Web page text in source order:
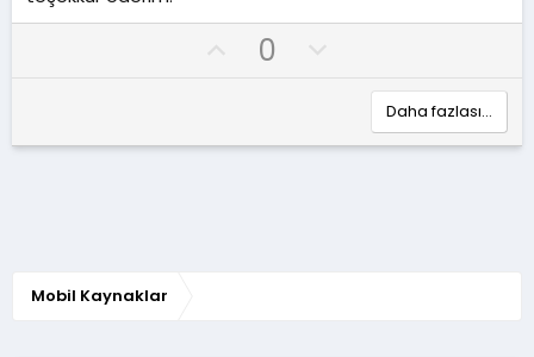
0
Daha fazlası…
Mobil Kaynaklar